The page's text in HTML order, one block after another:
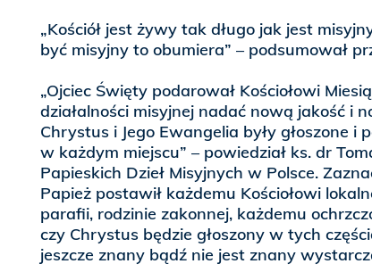
„Kościół jest żywy tak długo jak jest
być misyjny to obumiera” – podsumował
„Ojciec Święty podarował Kościołowi
działalności misyjnej nadać nową jakość i
Chrystus i Jego Ewangelia były głoszone
w każdym miejscu” – powiedział ks. dr
Papieskich Dzieł Misyjnych w Polsce.
Papież postawił każdemu Kościołowi
parafii, rodzinie zakonnej, każdemu
czy Chrystus będzie głoszony w tych
jeszcze znany bądź nie jest znany